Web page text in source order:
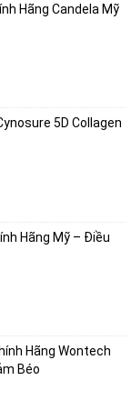
Hãng Candela Mỹ
5D Collagen
Hãng Mỹ – Điều
Hãng Wontech
Béo